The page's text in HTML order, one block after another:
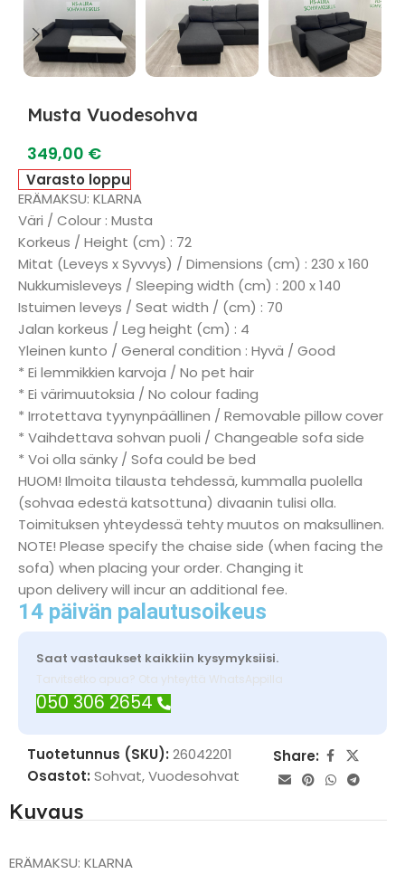
Musta Vuodesohva
349,00 €
Varasto loppu
ERÄMAKSU: KLARNA
Väri / Colour : Musta
Korkeus / Height (cm) : 72
Mitat (Leveys x Syvvys) / Dimensions (cm) : 230 x 160
Nukkumisleveys / Sleeping width (cm) : 200 x 140
Istuimen leveys / Seat width / (cm) : 70
Jalan korkeus / Leg height (cm) : 4
Yleinen kunto / General condition : Hyvä / Good
* Ei lemmikkien karvoja / No pet hair
* Ei värimuutoksia / No colour fading
* Irrotettava tyynynpäällinen / Removable pillow cover
* Vaihdettava sohvan puoli / Changeable sofa side
* Voi olla sänky / Sofa could be bed
HUOM! Ilmoita tilausta tehdessä, kummalla puolella
(sohvaa edestä katsottuna) divaanin tulisi olla.
Toimituksen yhteydessä tehty muutos on maksullinen.
NOTE! Please specify the chaise side (when facing the
sofa) when placing your order. Changing it
upon delivery will incur an additional fee.
14 päivän palautusoikeus
Saat vastaukset kaikkiin kysymyksiisi.
Tarvitsetko apua? Ota yhteyttä WhatsAppilla
050 306 2654
Tuotetunnus (SKU): 26042201
Osastot: Sohvat,Vuodesohvat
Share:
Kuvaus
ERÄMAKSU: KLARNA